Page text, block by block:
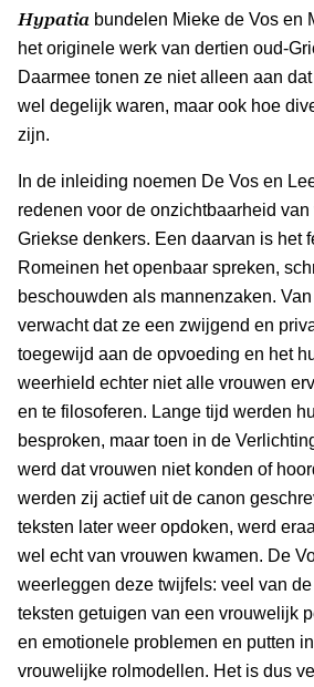
Hypatia bundelen Mieke de Vos en
het originele werk van dertien oud-
Daarmee tonen ze niet alleen aan
wel degelijk waren, maar ook hoe
zijn.
In de inleiding noemen De Vos en
redenen voor de onzichtbaarheid
Griekse denkers. Een daarvan is het
Romeinen het openbaar spreken,
beschouwden als mannenzaken.
verwacht dat ze een zwijgend en
toegewijd aan de opvoeding en het
weerhield echter niet alle vrouwen
en te filosoferen. Lange tijd werden
besproken, maar toen in de
werd dat vrouwen niet konden of
werden zij actief uit de canon
teksten later weer opdoken, werd
wel echt van vrouwen kwamen. De
weerleggen deze twijfels: veel van
teksten getuigen van een vrouwelijk
en emotionele problemen en putten
vrouwelijke rolmodellen. Het is dus